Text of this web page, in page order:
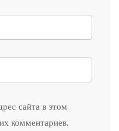
сайта в этом
комментариев.